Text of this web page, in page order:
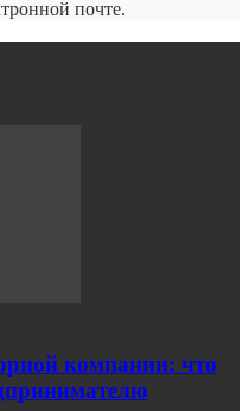
почте.
компании: что